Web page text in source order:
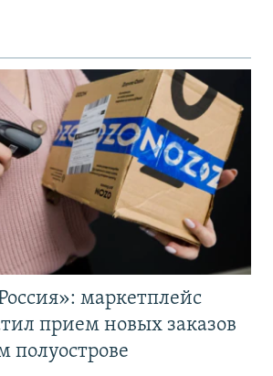
маркетплейс
прием новых заказов
полуострове